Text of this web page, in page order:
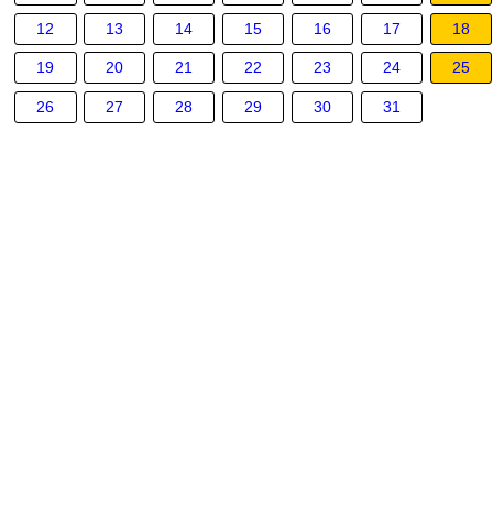
12 13 14 15 16 17 18
19 20 21 22 23 24 25
26 27 28 29 30 31